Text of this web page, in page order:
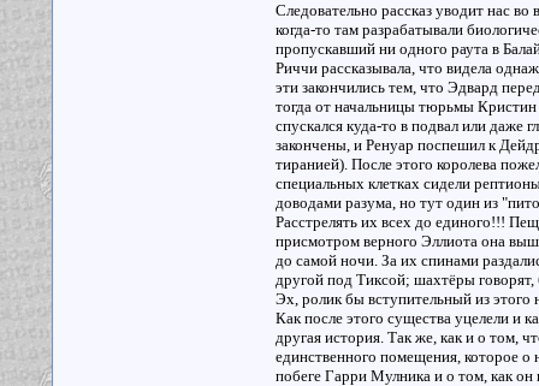
Следовательно рассказ уводит нас
когда-то там разрабатывали
пропускавший ни одного раута в
Риччи рассказывала, что видела
эти закончились тем, что Эдвард
тогда от начальницы тюрьмы
спускался куда-то в подвал или даже
закончены, и Ренуар поспешил к
тиранией). После этого королева
специальных клетках сидели
доводами разума, но тут один из
Расстрелять их всех до единого!!!
присмотром верного Эллиота она
до самой ночи. За их спинами
другой под Тиксой; шахтёры
Эх, ролик бы вступительный из этого
Как после этого существа уцелели и
другая история. Так же, как и о том,
единственного помещения, которое о
побеге Гарри Мулника и о том, как